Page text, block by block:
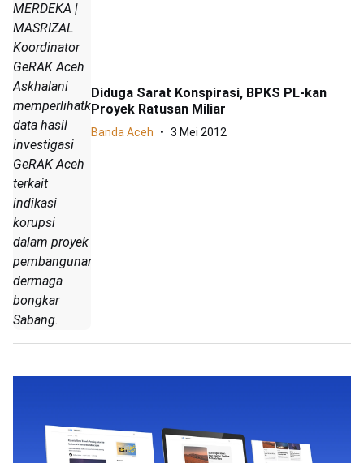
MERDEKA |
MASRIZAL
Koordinator
GeRAK Aceh
Askhalani
memperlihatkan
data hasil
investigasi
GeRAK Aceh
terkait
indikasi
korupsi
dalam proyek
pembangunan
dermaga
bongkar
Sabang.
Diduga Sarat Konspirasi, BPKS PL-kan
Proyek Ratusan Miliar
Banda Aceh 3 Mei 2012